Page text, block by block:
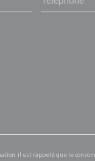
il est rappelé que le